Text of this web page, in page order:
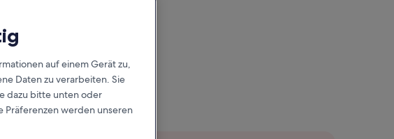
auf einem Gerät zu,
Daten zu verarbeiten. Sie
dazu bitte unten oder
Präferenzen werden unseren